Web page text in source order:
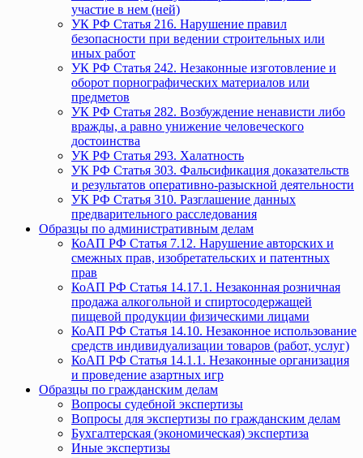
участие в нем (ней)
УК РФ Статья 216. Нарушение правил
безопасности при ведении строительных или
иных работ
УК РФ Статья 242. Незаконные изготовление и
оборот порнографических материалов или
предметов
УК РФ Статья 282. Возбуждение ненависти либо
вражды, а равно унижение человеческого
достоинства
УК РФ Статья 293. Халатность
УК РФ Статья 303. Фальсификация доказательств
и результатов оперативно-разыскной деятельности
УК РФ Статья 310. Разглашение данных
предварительного расследования
Образцы по административным делам
КоАП РФ Статья 7.12. Нарушение авторских и
смежных прав, изобретательских и патентных
прав
КоАП РФ Статья 14.17.1. Незаконная розничная
продажа алкогольной и спиртосодержащей
пищевой продукции физическими лицами
КоАП РФ Статья 14.10. Незаконное использование
средств индивидуализации товаров (работ, услуг)
КоАП РФ Статья 14.1.1. Незаконные организация
и проведение азартных игр
Образцы по гражданским делам
Вопросы судебной экспертизы
Вопросы для экспертизы по гражданским делам
Бухгалтерская (экономическая) экспертиза
Иные экспертизы